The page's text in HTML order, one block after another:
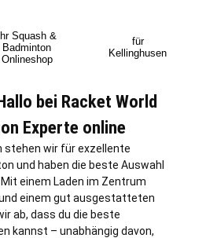
Ihr Squash &
Badminton
Onlineshop
für
Kellinghusen
bei Racket World
Experte online
stehen wir für exzellente
und haben die beste Auswahl
einem Laden im Zentrum
einem gut ausgestatteten
ab, dass du die beste
kannst – unabhängig davon,